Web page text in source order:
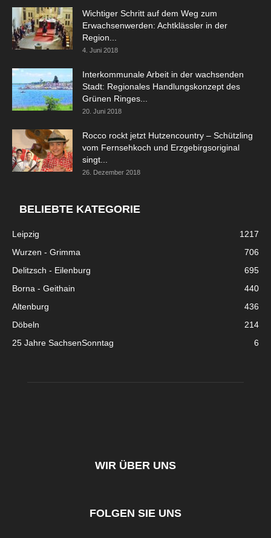
Wichtiger Schritt auf dem Weg zum
Erwachsenwerden: Achtklässler in der
Region...
4. Juni 2018
Interkommunale Arbeit in der wachsenden
Stadt: Regionales Handlungskonzept des
Grünen Ringes...
20. Juni 2018
Rocco rockt jetzt Hutzencountry – Schützling
vom Fernsehkoch und Erzgebirgsoriginal
singt...
26. Dezember 2018
BELIEBTE KATEGORIE
Leipzig
1217
Wurzen - Grimma
706
Delitzsch - Eilenburg
695
Borna - Geithain
440
Altenburg
436
Döbeln
214
25 Jahre SachsenSonntag
6
WIR ÜBER UNS
FOLGEN SIE UNS